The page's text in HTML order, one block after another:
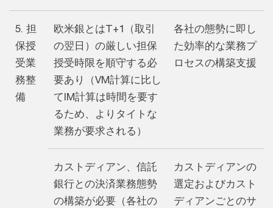
5. 担
保授
受業
務整
備
欧米銀とはT+1（取引
の翌日）の厳しい担保
授受時限を順守する必
要あり（VM計算に比し
てIM計算は時間を要す
るため、よりタイトな
業務が要求される）
各社の態勢に即し
た効率的な業務プ
ロセスの構築支援
カストディアン、信託
銀行との決済業務態勢
の構築が必要（各社の
カストディアンの
選定およびカスト
ディアンごとのサ